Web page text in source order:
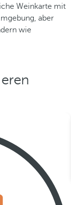
Weinkarte mit
aber
wie